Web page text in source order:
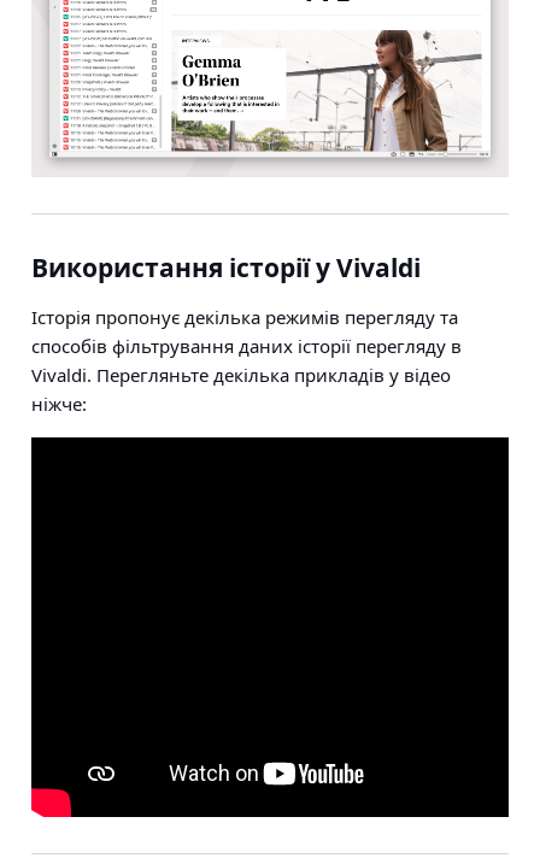
Використання історії у Vivaldi
Історія пропонує декілька режимів перегляду та
способів фільтрування даних історії перегляду в
Vivaldi. Перегляньте декілька прикладів у відео
ніжче: